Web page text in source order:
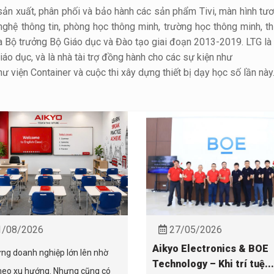
xuất, phân phối và bảo hành các sản phẩm Tivi, màn hình
thông tin, phòng học thông minh, trường học thông minh,
Bộ trưởng Bộ Giáo dục và Đào tạo giai đoạn 2013-2019. LTG là
dục, và là nhà tài trợ đồng hành cho các sự kiện như
viện Container và cuộc thi xây dựng thiết bị dạy học số lần này.
08/2026
doanh nghiệp lớn lên nhờ
xu hướng. Nhưng cũng có
27/05/2026
Aikyo Electronics & BOE
Technology – Khi trí tuệ...